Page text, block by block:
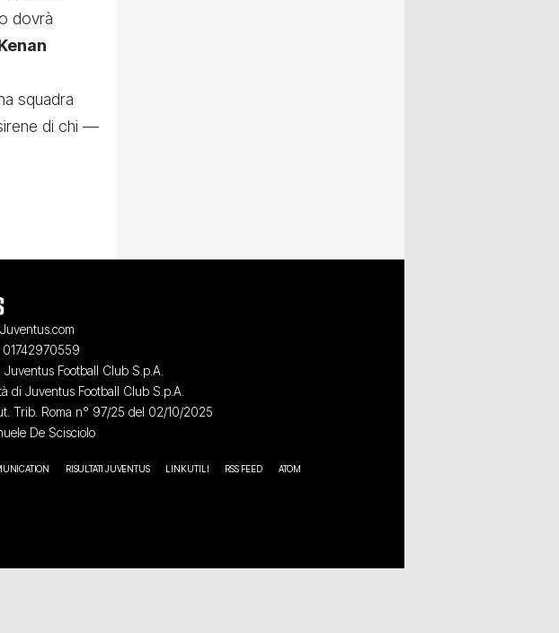
dovrà
squadra
di chi —
01742970559
Football Club S.p.A.
di Juventus Football Club S.p.A.
Trib. Roma n° 97/25 del 02/10/2025
De Scisciolo
RISULTATI JUVENTUS LINK UTILI RSS FEED ATOM